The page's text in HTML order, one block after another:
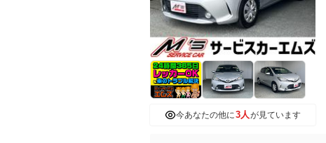
今あなたの他に3人が見ています